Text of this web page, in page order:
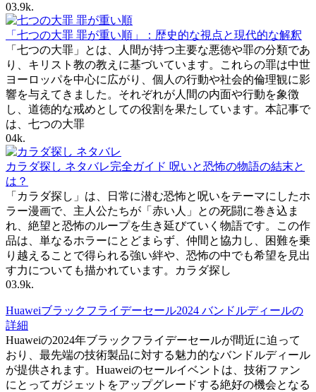
03.9k.
「七つの大罪 罪が重い順」：歴史的な視点と現代的な解釈
「七つの大罪」とは、人間が持つ主要な悪徳や罪の分類であ
り、キリスト教の教えに基づいています。これらの罪は中世
ヨーロッパを中心に広がり、個人の行動や社会的倫理観に影
響を与えてきました。それぞれが人間の内面や行動を象徴
し、道徳的な戒めとしての役割を果たしています。本記事で
は、七つの大罪
04k.
カラダ探し ネタバレ完全ガイド 呪いと恐怖の物語の結末と
は？
「カラダ探し」は、日常に潜む恐怖と呪いをテーマにしたホ
ラー漫画で、主人公たちが「赤い人」との死闘に巻き込ま
れ、絶望と恐怖のループを生き延びていく物語です。この作
品は、単なるホラーにとどまらず、仲間と協力し、困難を乗
り越えることで得られる強い絆や、恐怖の中でも希望を見出
す力についても描かれています。カラダ探し
03.9k.
Huaweiブラックフライデーセール2024 バンドルディールの
詳細
Huaweiの2024年ブラックフライデーセールが間近に迫って
おり、最先端の技術製品に対する魅力的なバンドルディール
が提供されます。Huaweiのセールイベントは、技術ファン
にとってガジェットをアップグレードする絶好の機会となる